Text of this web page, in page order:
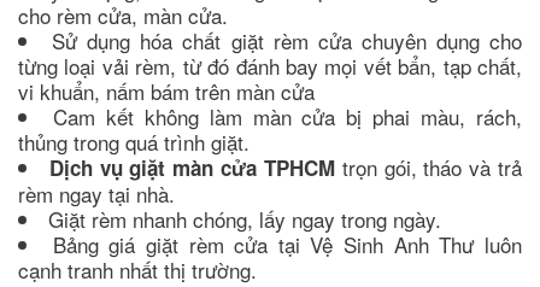
cho rèm cửa, màn cửa.
Sử dụng hóa chất giặt rèm cửa chuyên dụng cho
từng loại vải rèm, từ đó đánh bay mọi vết bẩn, tạp chất,
vi khuẩn, nấm bám trên màn cửa
Cam kết không làm màn cửa bị phai màu, rách,
thủng trong quá trình giặt.
Dịch vụ giặt màn cửa TPHCMtrọn gói, tháo và trả
rèm ngay tại nhà.
Giặt rèm nhanh chóng, lấy ngay trong ngày.
Bảng giá giặt rèm cửa tại Vệ Sinh Anh Thư luôn
cạnh tranh nhất thị trường.